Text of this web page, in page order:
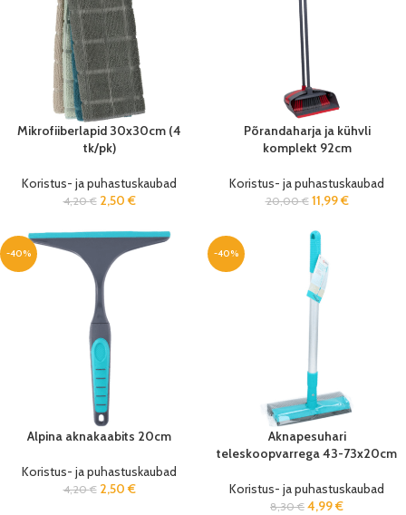
Mikrofiiberlapid 30x30cm (4
tk/pk)
Koristus- ja puhastuskaubad
4,20€ 2,50 €
Põrandaharja ja kühvli
komplekt 92cm
Koristus- ja puhastuskaubad
20,00€ 11,99€
-40%
Alpina aknakaabits 20cm
Koristus- ja puhastuskaubad
4,20€ 2,50 €
-40%
Aknapesuhari
teleskoopvarrega 43-73x20cm
Koristus- ja puhastuskaubad
8,30€ 4,99€